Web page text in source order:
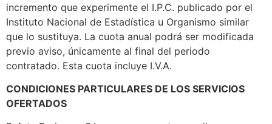
incremento que experimente el I.P.C. publicado por el
Instituto Nacional de Estadística u Organismo similar
que lo sustituya. La cuota anual podrá ser modificada
previo aviso, únicamente al final del periodo
contratado. Esta cuota incluye I.V.A.
CONDICIONES PARTICULARES DE LOS SERVICIOS
OFERTADOS